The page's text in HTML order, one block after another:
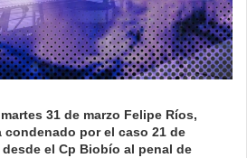
31 de marzo Felipe Ríos,
por el caso 21 de
el Cp Biobío al penal de